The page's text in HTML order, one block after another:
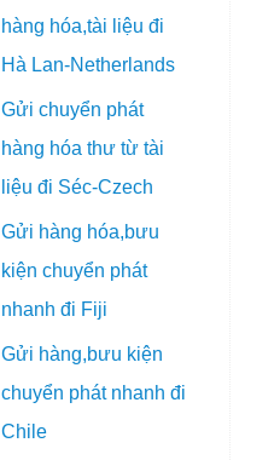
hàng hóa,tài liệu đi
Hà Lan-Netherlands
Gửi chuyển phát
hàng hóa thư từ tài
liệu đi Séc-Czech
Gửi hàng hóa,bưu
kiện chuyển phát
nhanh đi Fiji
Gửi hàng,bưu kiện
chuyển phát nhanh đi
Chile